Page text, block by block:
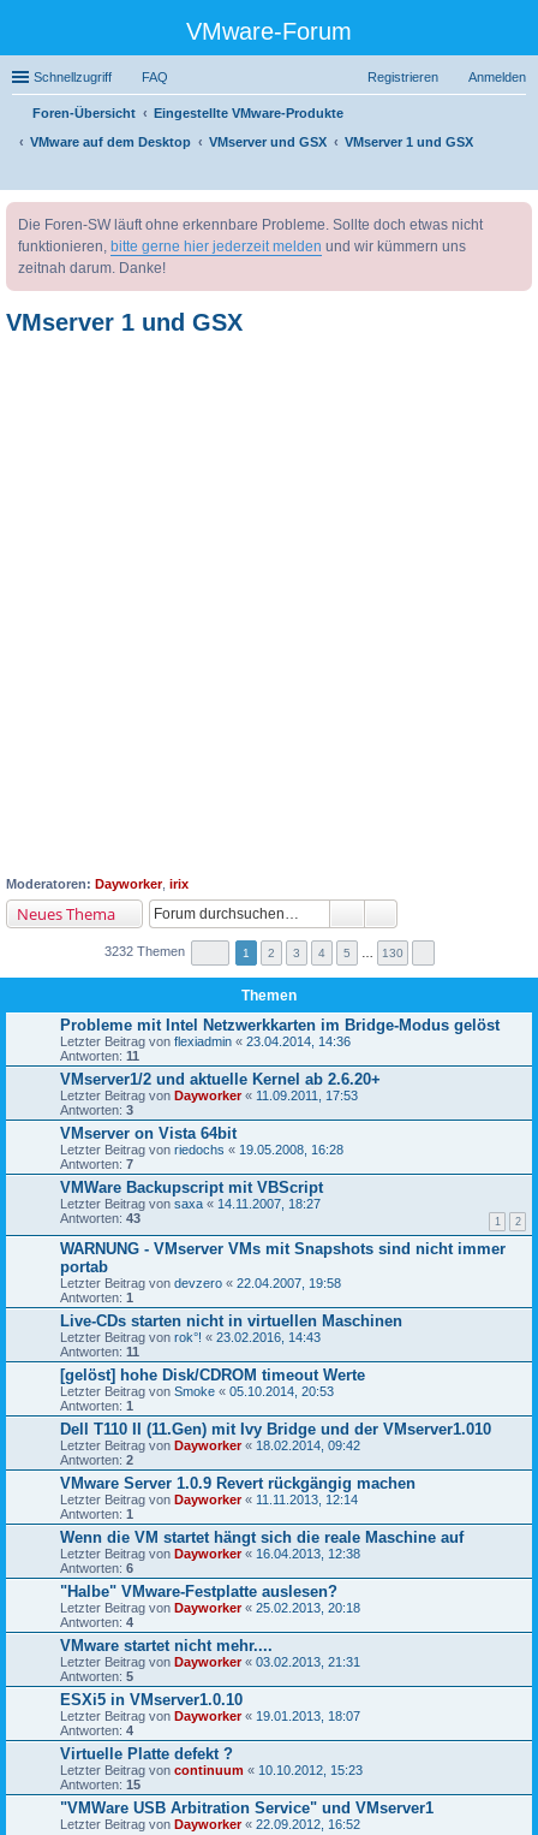
VMware-Forum
Schnellzugriff FAQ Anmelden
Registrieren
Foren-Übersicht
Eingestellte VMware-Produkte
VMware auf dem Desktop
VMserver und GSX VMserver 1 und GSX
uc
Die Foren-SW läuft ohne erkennbare Probleme. Sollte doch etwas nicht
funktionieren, bitte gerne hier jederzeit melden und wir kümmern uns
zeitnah darum. Danke!
VMserver 1 und GSX
Moderatoren: Dayworker, irix
Neues Thema
3232 Themen 1 2 3 4 5 130
Themen
Probleme mit Intel Netzwerkkarten im Bridge-Modus gelöst
Letzter Beitrag von flexiadmin « 23.04.2014, 14:36
Antworten: 11
VMserver1/2 und aktuelle Kernel ab 2.6.20+
Letzter Beitrag von Dayworker« 11.09.2011, 17:53
Antworten: 3
VMserver on Vista 64bit
Letzter Beitrag von riedochs « 19.05.2008, 16:28
Antworten: 7
VMWare Backupscript mit VBScript
Letzter Beitrag von saxa « 14.11.2007, 18:27
Antworten: 43 1 2
WARNUNG - VMserver VMs mit Snapshots sind nicht immer
portab
Letzter Beitrag von devzero « 22.04.2007, 19:58
Antworten: 1
Live-CDs starten nicht in virtuellen Maschinen
Letzter Beitrag von rok°! « 23.02.2016, 14:43
Antworten: 11
[gelöst] hohe Disk/CDROM timeout Werte
Letzter Beitrag von Smoke « 05.10.2014, 20:53
Antworten: 1
Dell T110 II (11.Gen) mit Ivy Bridge und der VMserver1.010
Letzter Beitrag von Dayworker« 18.02.2014, 09:42
Antworten: 2
VMware Server 1.0.9 Revert rückgängig machen
Letzter Beitrag von Dayworker« 11.11.2013, 12:14
Antworten: 1
Wenn die VM startet hängt sich die reale Maschine auf
Letzter Beitrag von Dayworker« 16.04.2013, 12:38
Antworten: 6
"Halbe" VMware-Festplatte auslesen?
Letzter Beitrag von Dayworker« 25.02.2013, 20:18
Antworten: 4
VMware startet nicht mehr....
Letzter Beitrag von Dayworker« 03.02.2013, 21:31
Antworten: 5
ESXi5 in VMserver1.0.10
Letzter Beitrag von Dayworker« 19.01.2013, 18:07
Antworten: 4
Virtuelle Platte defekt ?
Letzter Beitrag von continuum « 10.10.2012, 15:23
Antworten: 15
"VMWare USB Arbitration Service" und VMserver1
Letzter Beitrag von Dayworker« 22.09.2012, 16:52